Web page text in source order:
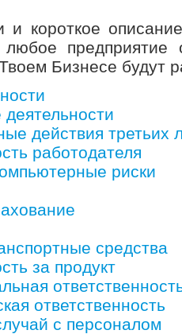
и короткое
предприятие
Бизнесе будут
действия третьих
работодателя
риски
средства
за продукт
ответственность
с персоналом